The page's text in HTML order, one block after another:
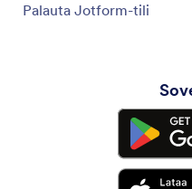
väärinkäytöstä